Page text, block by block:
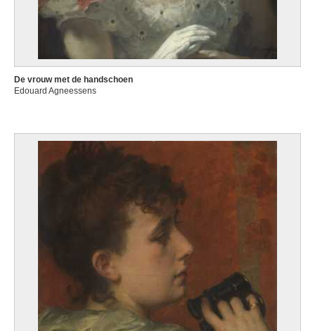
De vrouw met de handschoen
Edouard Agneessens